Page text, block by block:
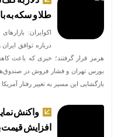
طلا و سکه به
اکوایران:
درباره توافق
هرمز قرار گرفتند؛ خبری که باعث
بورس تهران و فشار فروش در
بازگشایی این مسیر به تغییر رفتار
واکنش
افزایش قیمت